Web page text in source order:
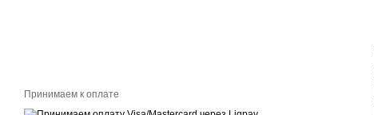
Принимаем к оплате